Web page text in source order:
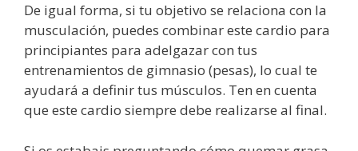
De igual forma, si tu objetivo se relaciona con la
musculación, puedes combinar este cardio para
principiantes para adelgazar con tus
entrenamientos de gimnasio (pesas), lo cual te
ayudará a definir tus músculos. Ten en cuenta
que este cardio siempre debe realizarse al final.